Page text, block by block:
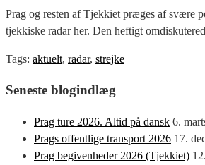
Prag og resten af Tjekkiet præges af svære
tjekkiske radar her. Den heftigt
Tags: aktuelt, radar, strejke
Seneste blogindlæg
Prag ture 2026. Altid på dansk 6.
Prags offentlige transport 2026 17.
Prag begivenheder 2026 (Tjekkiet)